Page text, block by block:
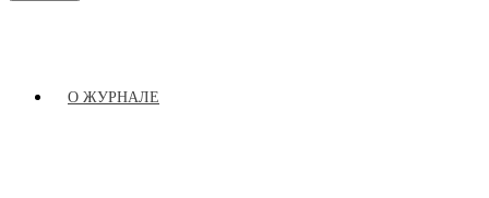
О ЖУРНАЛЕ